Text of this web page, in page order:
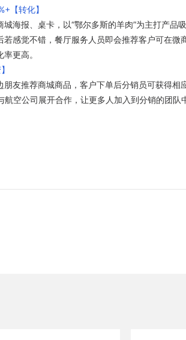
【转化】
海报、桌卡，以“鄂尔多斯的羊肉”为主打产
感觉不错，餐厅服务人员即会推荐客户可在
更高。
友推荐商城商品，客户下单后分销员可获得
空公司展开合作，让更多人加入到分销的团队